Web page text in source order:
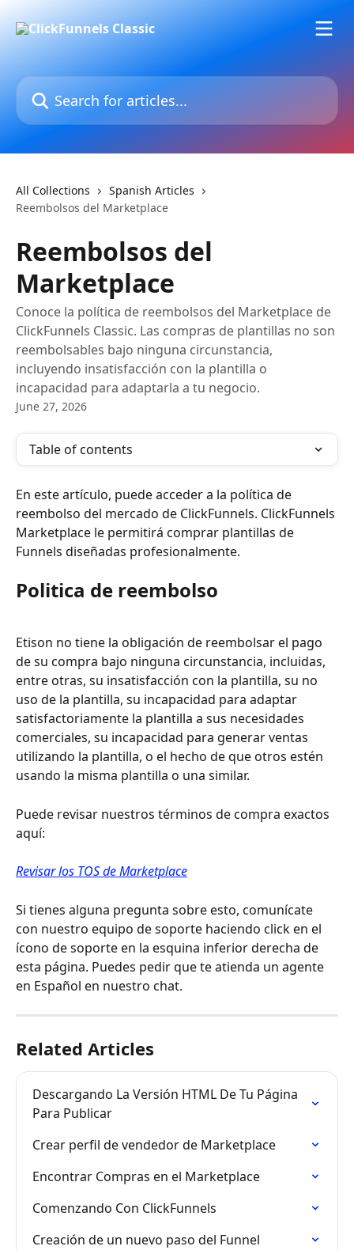
Search for articles...
All Collections
Spanish Articles
Reembolsos del Marketplace
Reembolsos del
Marketplace
Conoce la política de reembolsos del Marketplace de
ClickFunnels Classic. Las compras de plantillas no son
reembolsables bajo ninguna circunstancia,
incluyendo insatisfacción con la plantilla o
incapacidad para adaptarla a tu negocio.
June 27, 2026
Table of contents
En este artículo, puede acceder a la política de
reembolso del mercado de ClickFunnels. ClickFunnels
Marketplace le permitirá comprar plantillas de
Funnels diseñadas profesionalmente.
Politica de reembolso
Etison no tiene la obligación de reembolsar el pago
de su compra bajo ninguna circunstancia, incluidas,
entre otras, su insatisfacción con la plantilla, su no
uso de la plantilla, su incapacidad para adaptar
satisfactoriamente la plantilla a sus necesidades
comerciales, su incapacidad para generar ventas
utilizando la plantilla, o el hecho de que otros estén
usando la misma plantilla o una similar.
Puede revisar nuestros términos de compra exactos
aquí:
Revisar los TOS de Marketplace
Si tienes alguna pregunta sobre esto, comunícate
con nuestro equipo de soporte haciendo click en el
ícono de soporte en la esquina inferior derecha de
esta página. Puedes pedir que te atienda un agente
en Español en nuestro chat.
Related Articles
Descargando La Versión HTML De Tu Página
Para Publicar
Crear perfil de vendedor de Marketplace
Encontrar Compras en el Marketplace
Comenzando Con ClickFunnels
Creación de un nuevo paso del Funnel